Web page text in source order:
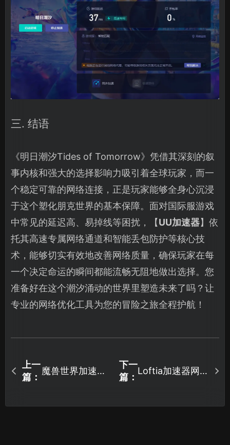
三. 结语
《明日潮汐Tides of Tomorrow》凭借其深刻的叙
事内核和强大的选择影响力吸引着全球玩家，而一
个稳定可靠的网络连接，正是玩家能够全身心沉浸
于这个塑化朋克世界的基本保障。面对国际服游戏
中常见的延迟高、易掉线等困扰，【UU加速器】依
托其高速专属网络通道和智能丢包防护等核心技
术，能够切实有效地改善网络质量，确保玩家在每
一个决定命运的瞬间都能流畅无阻地做出选择。您
准备好在这个潮汐涌动的世界里塑造未来了吗？让
专业的网络优化工具为您的冒险之旅全程护航！
上一
篇：
魔兽世界加速器
下一
篇：
Loftia加速器网络
验！